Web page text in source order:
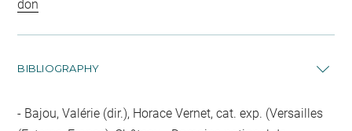
don
BIBLIOGRAPHY
Bajou, Valérie (dir.), Horace Vernet, cat. exp. (Versailles